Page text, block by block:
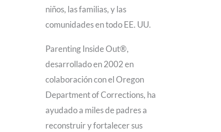
niños, las familias, y las
comunidades en todo EE. UU.
Parenting Inside Out®,
desarrollado en 2002 en
colaboración con el Oregon
Department of Corrections, ha
ayudado a miles de padres a
reconstruir y fortalecer sus